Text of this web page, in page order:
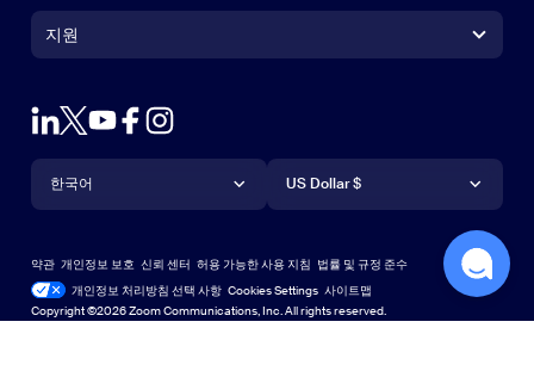
Zoom Rooms Controller
Outlook 플러그인
Android 앱
영업팀에 문의
데모 요청하기
웨비나 및 이벤트
Zoom 체험 센터Zoom 체험 센터
Zoom for StartupsZoom for Startups
지원
지원
계정
학습 센터
기술 콘텐츠 라이브러리기술 콘텐츠 라이브러리
피드백
언어
한국어
English
Español
통화
US Dollar $
Copyright ©2026 Zoom Communications, Inc. All rights reserved.
약관 개인정보 보호 신뢰 센터 허용 가능한 사용 지침 법률 및 규정 준수
개인정보 처리방침 선택 사항 Cookies Settings 사이트맵
사이트맵